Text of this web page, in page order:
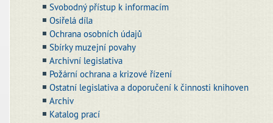
Svobodný přístup k informacím
Osiřelá díla
Ochrana osobních údajů
Sbírky muzejní povahy
Archivní legislativa
Požární ochrana a krizové řízení
Ostatní legislativa a doporučení k činnosti knihoven
Archiv
Katalog prací